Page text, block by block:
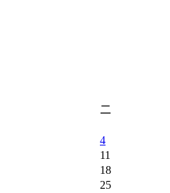
二
4
11
18
25